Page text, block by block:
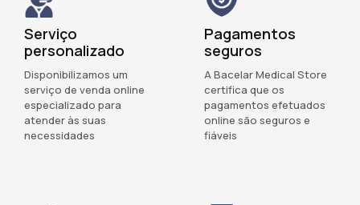
Serviço
personalizado
Disponibilizamos um
serviço de venda online
especializado para
atender às suas
necessidades
Pagamentos
seguros
A Bacelar Medical Store
certifica que os
pagamentos efetuados
online são seguros e
fiáveis